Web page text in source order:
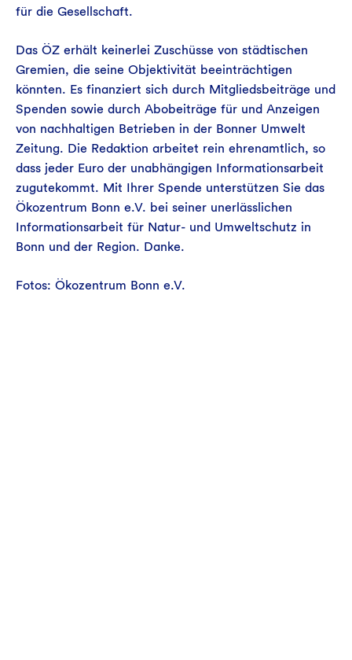
für die Gesellschaft.
Das ÖZ erhält keinerlei Zuschüsse von städtischen
Gremien, die seine Objektivität beeinträchtigen
könnten. Es finanziert sich durch Mitgliedsbeiträge und
Spenden sowie durch Abobeiträge für und Anzeigen
von nachhaltigen Betrieben in der Bonner Umwelt
Zeitung. Die Redaktion arbeitet rein ehrenamtlich, so
dass jeder Euro der unabhängigen Informationsarbeit
zugutekommt. Mit Ihrer Spende unterstützen Sie das
Ökozentrum Bonn e.V. bei seiner unerlässlichen
Informationsarbeit für Natur- und Umweltschutz in
Bonn und der Region. Danke.
Fotos: Ökozentrum Bonn e.V.